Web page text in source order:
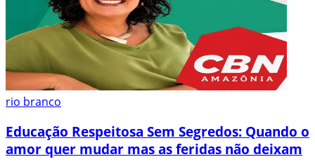
rio branco
Educação Respeitosa Sem Segredos: Quando o
amor quer mudar mas as feridas não deixam